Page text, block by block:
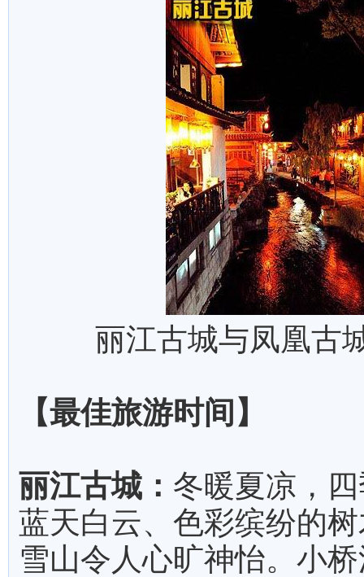
丽江古城与凤凰古
【最佳旅游时间】
丽江古城： 冬暖夏凉，
蓝天白云、色彩缤纷的
雪山令人心旷神怡。小